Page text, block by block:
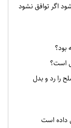
می‌شود اگر توافق نشود
است؟
را رد و بدل
داده است